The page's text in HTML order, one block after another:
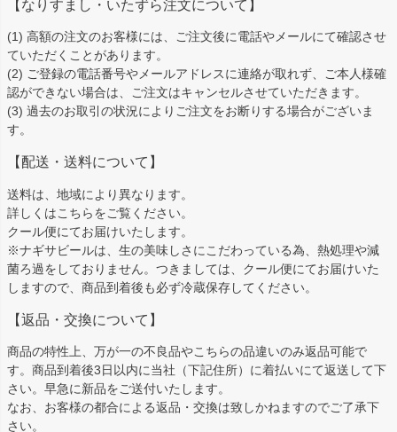
【なりすまし・いたずら注文について】
(1) 高額の注文のお客様には、ご注文後に電話やメールにて確認させ
ていただくことがあります。
(2) ご登録の電話番号やメールアドレスに連絡が取れず、ご本人様確
認ができない場合は、ご注文はキャンセルさせていただきます。
(3) 過去のお取引の状況によりご注文をお断りする場合がございま
す。
【配送・送料について】
送料は、地域により異なります。
詳しくはこちらをご覧ください。
クール便にてお届けいたします。
※ナギサビールは、生の美味しさにこだわっている為、熱処理や減
菌ろ過をしておりません。つきましては、クール便にてお届けいた
しますので、商品到着後も必ず冷蔵保存してください。
【返品・交換について】
商品の特性上、万が一の不良品やこちらの品違いのみ返品可能で
す。商品到着後3日以内に当社（下記住所）に着払いにて返送して下
さい。早急に新品をご送付いたします。
なお、お客様の都合による返品・交換は致しかねますのでご了承下
さい。